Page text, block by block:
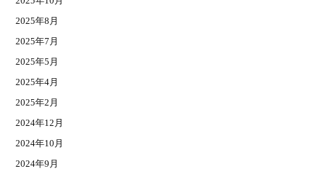
2025年8月
2025年7月
2025年5月
2025年4月
2025年2月
2024年12月
2024年10月
2024年9月